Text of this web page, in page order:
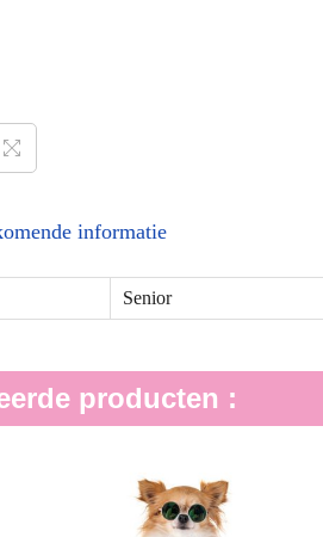
informatie
Senior
producten :